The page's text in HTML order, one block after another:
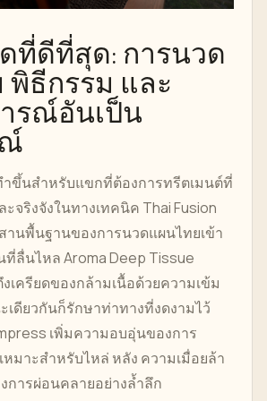
ที่ดีที่สุด: การนวด
พิธีกรรม และ
รณ์อันเป็น
ขึ้นสำหรับแขกที่ต้องการทรีตเมนต์ที่
จริงจังในทางเทคนิค Thai Fusion
านพื้นฐานของการนวดแผนไทยเข้า
ลื่นไหล Aroma Deep Tissue
เครียดของกล้ามเนื้อด้วยความเข้ม
ดียวกันก็รักษาท่าทางที่งดงามไว้
เพิ่มความอบอุ่นของการ
มาะสำหรับไหล่ หลัง ความเมื่อยล้า
การผ่อนคลายอย่างล้ำลึก